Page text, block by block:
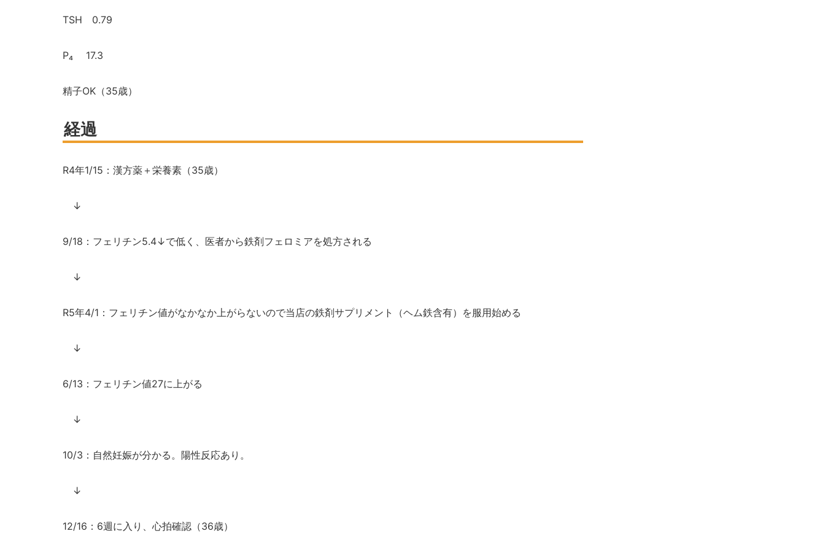
TSH 0.79
P₄ 17.3
精子OK （35歳）
経過
R4年1/15 ：漢方薬＋栄養素（35歳）
↓
9/18 ：フェリチン5.4↓で低く、医者から鉄剤フェロミアを処方される
↓
R5年4/1 ：フェリチン値がなかなか上がらないので当店の鉄剤サプリメント（ヘム鉄含有）を服用始める
↓
6/13 ：フェリチン値27に上がる
↓
10/3 ：自然妊娠が分かる。陽性反応あり。
↓
12/16 ：6週に入り、心拍確認（36歳）